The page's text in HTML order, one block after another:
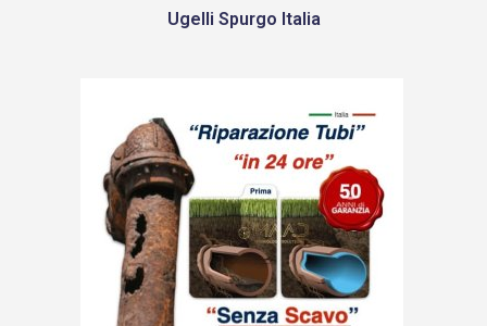
Ugelli Spurgo Italia